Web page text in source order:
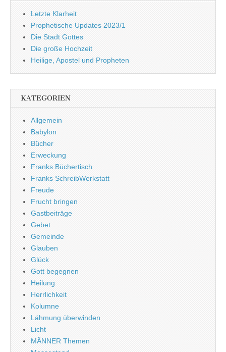
Letzte Klarheit
Prophetische Updates 2023/1
Die Stadt Gottes
Die große Hochzeit
Heilige, Apostel und Propheten
KATEGORIEN
Allgemein
Babylon
Bücher
Erweckung
Franks Büchertisch
Franks SchreibWerkstatt
Freude
Frucht bringen
Gastbeiträge
Gebet
Gemeinde
Glauben
Glück
Gott begegnen
Heilung
Herrlichkeit
Kolumne
Lähmung überwinden
Licht
MÄNNER Themen